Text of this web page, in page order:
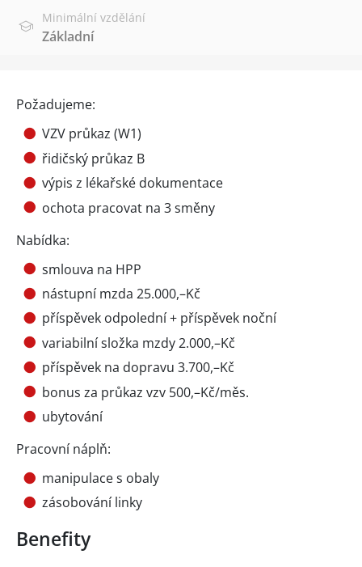
Minimální vzdělání
Základní
Požadujeme:
VZV průkaz (W1)
řidičský průkaz B
výpis z lékařské dokumentace
ochota pracovat na 3 směny
Nabídka:
smlouva na HPP
nástupní mzda 25.000,–Kč
příspěvek odpolední + příspěvek noční
variabilní složka mzdy 2.000,–Kč
příspěvek na dopravu 3.700,–Kč
bonus za průkaz vzv 500,–Kč/měs.
ubytování
Pracovní náplň:
manipulace s obaly
zásobování linky
Benefity